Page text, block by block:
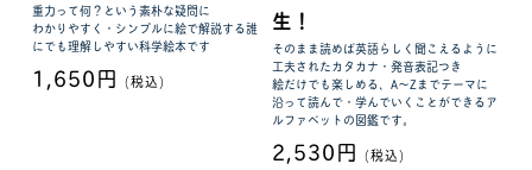
重力って何？という素朴な疑問に
わかりやすく・シンプルに絵で解説する誰
にでも理解しやすい科学絵本です
1,650円 (税込)
生！
そのまま読めば英語らしく聞こえるように
工夫されたカタカナ・発音表記つき
絵だけでも楽しめる、A〜Zまでテーマに
沿って読んで・学んでいくことができるア
ルファベットの図鑑です。
2,530円 (税込)